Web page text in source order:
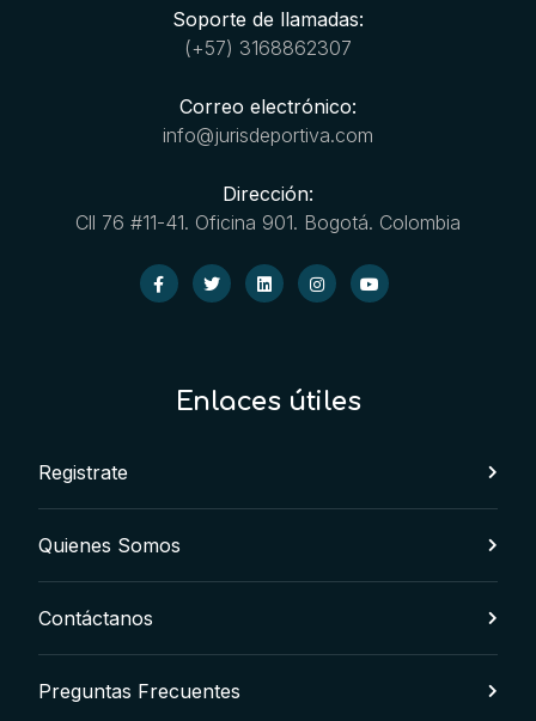
Soporte de llamadas:
(+57) 3168862307
Correo electrónico:
info@jurisdeportiva.com
Dirección:
Cll 76 #11-41. Oficina 901. Bogotá. Colombia
Enlaces útiles
Registrate
Quienes Somos
Contáctanos
Preguntas Frecuentes